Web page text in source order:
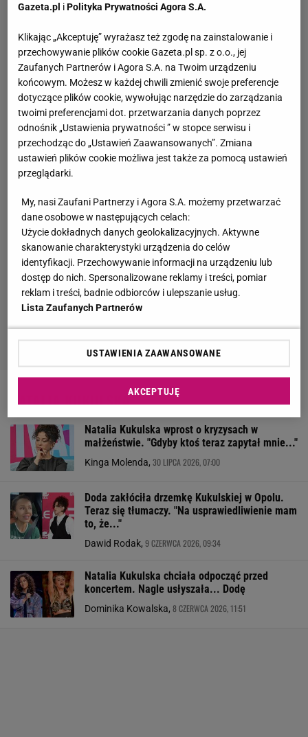
Dąbrówkę. Mąż Kukulskiej jest perkusistą. Para ma trójkę
córka urodziła się 5 stycznia 2017 roku.
Natalia Kukulska – kariera
Natalia rozpoczęła swoją przygodę z profesjonalnym
śpiewaniem już w 1984 roku. Dwa lata później ukazała
się debiutancka płyta wokalistki „Natalia”. Znalazły się na
niej piosenki „Co powie Tata” i „Puszek Okruszek”. W
1995 roku artystka skończyła liceum i wydała kolejną
wydaniu został nagrodzony statusem złotej płyty.
Łącznie artystka wydała 12 albumów studyjnych, z czego
trzy („Światło”, „Autoportret” i „Sexi Flexi”) zdobyły status
złotych, a jedna („Puls”) okryła się platyną.
W 2016 roku wokalistka wystąpiła jako jurorka w siódmej
edycji muzycznego programu rozrywkowego „The Voice
of Poland”.
Poza tym Kukulska jest zaangażowana w działalność
charytatywną, między innymi organizacji UNICEF.
NATALIA KUKULSKA
Natalia Kukulska wprost o kryzysach w
małżeństwie. "Gdyby ktoś teraz zapytał mnie..."
Kinga Molenda, 30 LIPCA 2026, 07:00
Doda zakłóciła drzemkę Kukulskiej w Opolu.
Teraz się tłumaczy. "Na usprawiedliwienie mam
to, że..."
Dawid Rodak, 9 CZERWCA 2026, 09:34
Natalia Kukulska chciała odpocząć przed
koncertem. Nagle usłyszała... Dodę
Dominika Kowalska, 8 CZERWCA 2026, 11:51
Gazeta.pl iPolityka Prywatności Agora S.A.
Klikając „Akceptuję” wyrażasz też zgodę na zainstalowanie i
przechowywanie plików cookie Gazeta.pl sp. z o.o., jej
Zaufanych Partnerów i Agora S.A. na Twoim urządzeniu
końcowym. Możesz w każdej chwili zmienić swoje preferencje
dotyczące plików cookie, wywołując narzędzie do zarządzania
twoimi preferencjami dot. przetwarzania danych poprzez
odnośnik „Ustawienia prywatności ” w stopce serwisu i
przechodząc do „Ustawień Zaawansowanych”. Zmiana
ustawień plików cookie możliwa jest także za pomocą ustawień
przeglądarki.
My, nasi Zaufani Partnerzy i Agora S.A. możemy przetwarzać
dane osobowe w następujących celach:
Użycie dokładnych danych geolokalizacyjnych. Aktywne
skanowanie charakterystyki urządzenia do celów
identyfikacji. Przechowywanie informacji na urządzeniu lub
dostęp do nich. Spersonalizowane reklamy i treści, pomiar
reklam i treści, badnie odbiorców i ulepszanie usług.
Lista Zaufanych Partnerów
USTAWIENIA ZAAWANSOWANE
AKCEPTUJĘ